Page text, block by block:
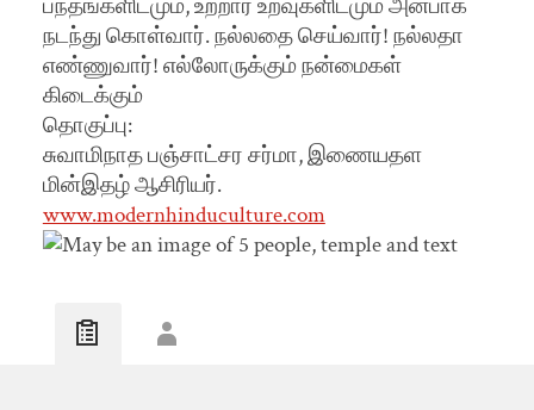
பந்தங்களிடமும், உற்றார் உறவுகளிடமும் அன்பாக
நடந்து கொள்வார். நல்லதை செய்வார்! நல்லதா
எண்ணுவார்! எல்லோருக்கும் நன்மைகள்
கிடைக்கும்
தொகுப்பு:
சுவாமிநாத பஞ்சாட்சர சர்மா, இணையதள
மின்இதழ் ஆசிரியர்.
www.modernhinduculture.com